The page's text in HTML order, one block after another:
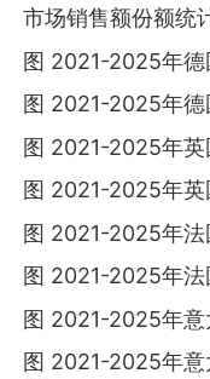
市场销售额份额统
图 2021-2025年德
图 2021-2025年
图 2021-2025年英
图 2021-2025年
图 2021-2025年法
图 2021-2025年
图 2021-2025年意
图 2021-2025年意